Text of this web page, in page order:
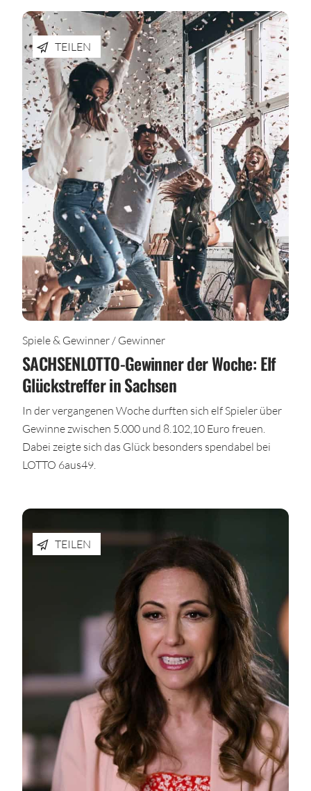
TEILEN
Spiele & Gewinner / Gewinner
SACHSENLOTTO-Gewinner der Woche: Elf
Glückstreffer in Sachsen
In der vergangenen Woche durften sich elf Spieler über
Gewinne zwischen 5.000 und 8.102,10 Euro freuen.
Dabei zeigte sich das Glück besonders spendabel bei
LOTTO 6aus49.
TEILEN